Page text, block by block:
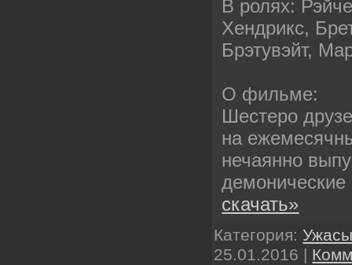
В ролях:
Хендрикс,
Брэтувэйт,
О фильме:
Шестеро
на
нечаянно
скачать»
Категория:
25.01.2016 |